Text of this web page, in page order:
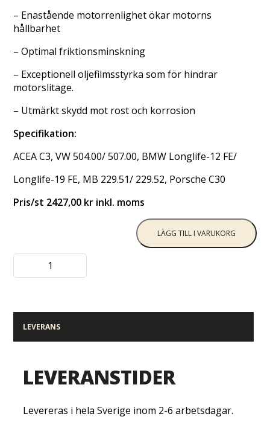
– Enastående motorrenlighet ökar motorns
hållbarhet
– Optimal friktionsminskning
– Exceptionell oljefilmsstyrka som för hindrar
motorslitage.
– Utmärkt skydd mot rost och korrosion
Specifikation:
ACEA C3, VW 504.00/ 507.00, BMW Longlife-12 FE/
Longlife-19 FE, MB 229.51/ 229.52, Porsche C30
Pris/st 2427,00 kr inkl. moms
LÄGG TILL I VARUKORG
LEVERANS
LEVERANSTIDER
Levereras i hela Sverige inom 2-6 arbetsdagar.